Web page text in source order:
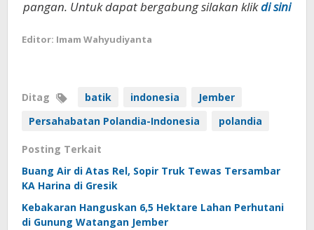
pangan. Untuk dapat bergabung silakan klikdi sini
Editor: Imam Wahyudiyanta
Ditag batik indonesia
Jember
Persahabatan Polandia-Indonesia
polandia
Posting Terkait
Buang Air di Atas Rel, Sopir Truk Tewas Tersambar
KA Harina di Gresik
Kebakaran Hanguskan 6,5 Hektare Lahan Perhutani
di Gunung Watangan Jember